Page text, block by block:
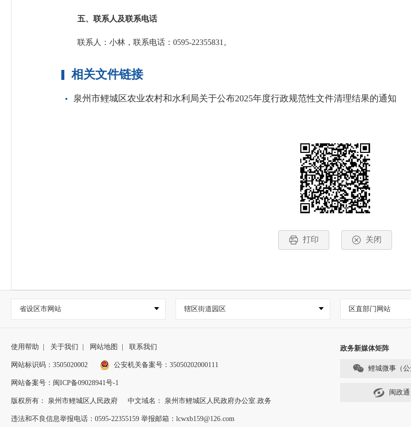
五、联系人及联系电话
联系人：小林，联系电话：0595-22355831。
相关文件链接
泉州市鲤城区农业农村和水利局关于公布2025年度行政规范性文件清理结果的通知
打印 关闭
省设区市网站 辖区街道园区 区直部门网站
使用帮助 | 关于我们 | 网站地图 | 联系我们
网站标识码：3505020002 公安机关备案号：35050202000111
网站备案号：闽ICP备09028941号-1
版权所有： 泉州市鲤城区人民政府 中文域名： 泉州市鲤城区人民政府办公室.政务
违法和不良信息举报电话：0595-22355159 举报邮箱：lcwxb159@126.com
政务新媒体矩阵
鲤城微事（公
闽政通